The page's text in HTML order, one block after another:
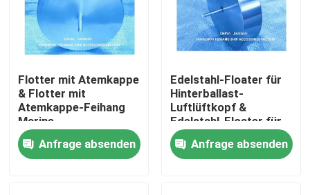
Startseite
Flotter mit Atemkappe
& Flotter mit
Atemkappe-Feihang
Marine
Anfrage absenden
Edelstahl-Floater für
Hinterballast-
Luftlüftkopf &
Edelstahl-Floater für
Hinterballast-
Luftlüftkopf
Anfrage absenden